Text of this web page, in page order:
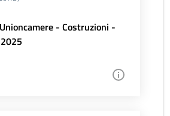
- Costruzioni -